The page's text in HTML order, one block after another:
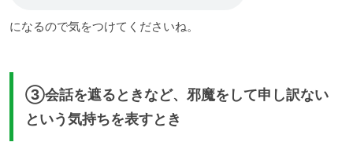
になるので気をつけてくださいね。
③会話を遮るときなど、邪魔をして申し訳ない
という気持ちを表すとき